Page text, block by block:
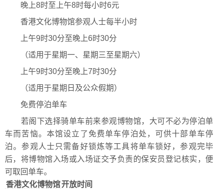
晚上8时至上午8时每小时6元
香港文化博物馆参观人士每半小时
上午9时30分至晚上6时30分
（适用于星期一、星期三至星期六）
上午9时30分至晚上7时30分
（适用于星期日及公众假期）
免费停泊单车
若阁下选择骑单车前来参观博物馆，大可不必为停泊单
车而苦恼。本馆设立了免费单车停泊处，可供十部单车停
泊。参观人士只需备好锁炼等工具将单车锁好，参观完毕
后，将博物馆入场或入场证交予负责的保安员登记核实，便
可取回单车。
香港文化博物馆开放时间